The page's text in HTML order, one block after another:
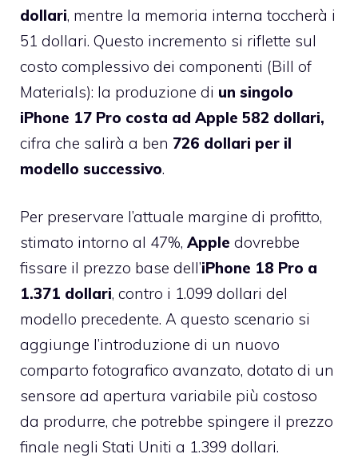
dollari, mentre la memoria interna toccherà i
51 dollari. Questo incremento si riflette sul
costo complessivo dei componenti (Bill of
Materials): la produzione di un singolo
iPhone 17 Pro costa ad Apple 582 dollari,
cifra che salirà a ben 726 dollari per il
modello successivo.
Per preservare l’attuale margine di profitto,
stimato intorno al 47%, Apple dovrebbe
fissare il prezzo base dell’iPhone 18 Pro a
1.371 dollari, contro i 1.099 dollari del
modello precedente. A questo scenario si
aggiunge l’introduzione di un nuovo
comparto fotografico avanzato, dotato di un
sensore ad apertura variabile più costoso
da produrre, che potrebbe spingere il prezzo
finale negli Stati Uniti a 1.399 dollari.